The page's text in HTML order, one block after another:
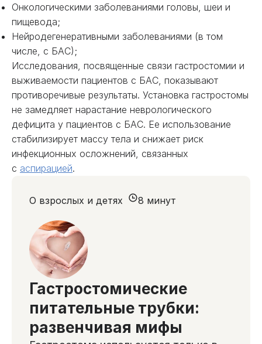
Онкологическими заболеваниями головы, шеи и
пищевода;
Нейродегенеративными заболеваниями (в том
числе, с БАС);
Исследования, посвященные связи гастростомии и
выживаемости пациентов с БАС, показывают
противоречивые результаты. Установка гастростомы
не замедляет нарастание неврологического
дефицита у пациентов с БАС. Ее использование
стабилизирует массу тела и снижает риск
инфекционных осложнений, связанных
с аспирацией.
Гастростомические
питательные трубки:
развенчивая мифы
О взрослых и детях 8 минут